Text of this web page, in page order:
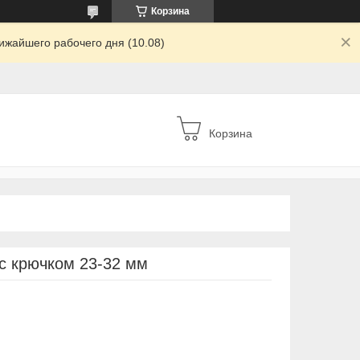
Корзина
рабочего дня (10.08)
Корзина
крючком 23-32 мм